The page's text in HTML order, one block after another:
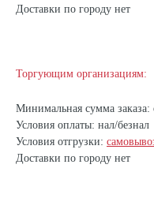
Доставки по городу нет
Торгующим организациям:
Минимальная сумма заказа:
Условия оплаты: нал/безнал
Условия отгрузки:
Доставки по городу нет